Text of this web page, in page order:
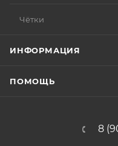
Чётки
ИНФОРМАЦИЯ
ПОМОЩЬ
8